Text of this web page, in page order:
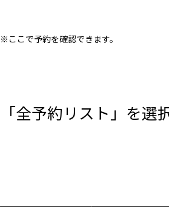
※ここで予約を確認できます。
「全予約リスト」を